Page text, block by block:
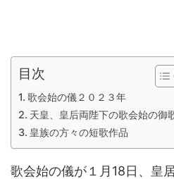
目次
歌会始の儀２０２３年
天皇、皇后両陛下の歌会始の御
皇族の方々の短歌作品
歌会始の儀が１月18日、皇